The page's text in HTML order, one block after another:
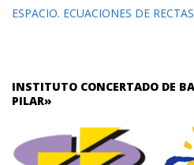
ESPACIO. ECUACIONES DE
INSTITUTO CONCERTADO DE
PILAR»